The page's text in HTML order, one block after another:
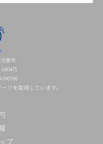
番号
クを取得しています。
プ